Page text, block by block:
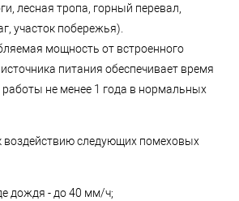
лесная тропа, горный перевал,
участок побережья).
мощность от встроенного
питания обеспечивает время
не менее 1 года в нормальных
воздействию следующих помеховых
дождя - до 40 мм/ч;